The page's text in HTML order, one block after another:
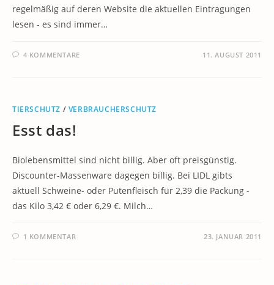
regelmäßig auf deren Website die aktuellen Eintragungen
lesen - es sind immer…
4 KOMMENTARE 11. AUGUST 2011
TIERSCHUTZ / VERBRAUCHERSCHUTZ
Esst das!
Biolebensmittel sind nicht billig. Aber oft preisgünstig.
Discounter-Massenware dagegen billig. Bei LIDL gibts
aktuell Schweine- oder Putenfleisch für 2,39 die Packung -
das Kilo 3,42 € oder 6,29 €. Milch…
1 KOMMENTAR 23. JANUAR 2011